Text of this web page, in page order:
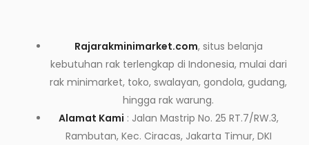
Rajarakminimarket.com, situs belanja
kebutuhan rak terlengkap di Indonesia, mulai dari
rak minimarket, toko, swalayan, gondola, gudang,
hingga rak warung.
Alamat Kami : Jalan Mastrip No. 25 RT.7/RW.3,
Rambutan, Kec. Ciracas, Jakarta Timur, DKI